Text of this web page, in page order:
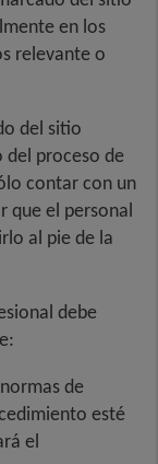
en los
relevante o
del sitio
del proceso de
contar con un
que el personal
al pie de la
debe
de
esté
el